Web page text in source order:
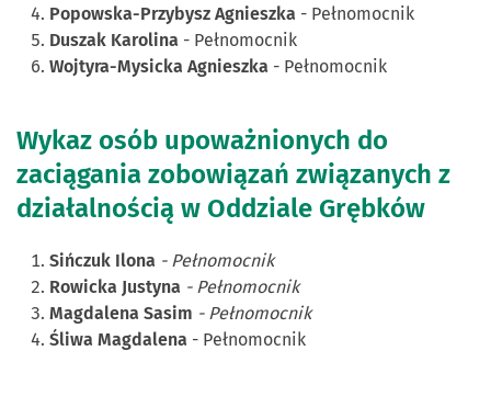
Popowska-Przybysz Agnieszka - Pełnomocnik
Duszak Karolina - Pełnomocnik
Wojtyra-Mysicka Agnieszka - Pełnomocnik
Wykaz osób upoważnionych do
zaciągania zobowiązań związanych z
działalnością w Oddziale Grębków
Sińczuk Ilona - Pełnomocnik
Rowicka Justyna - Pełnomocnik
Magdalena Sasim - Pełnomocnik
Śliwa Magdalena - Pełnomocnik